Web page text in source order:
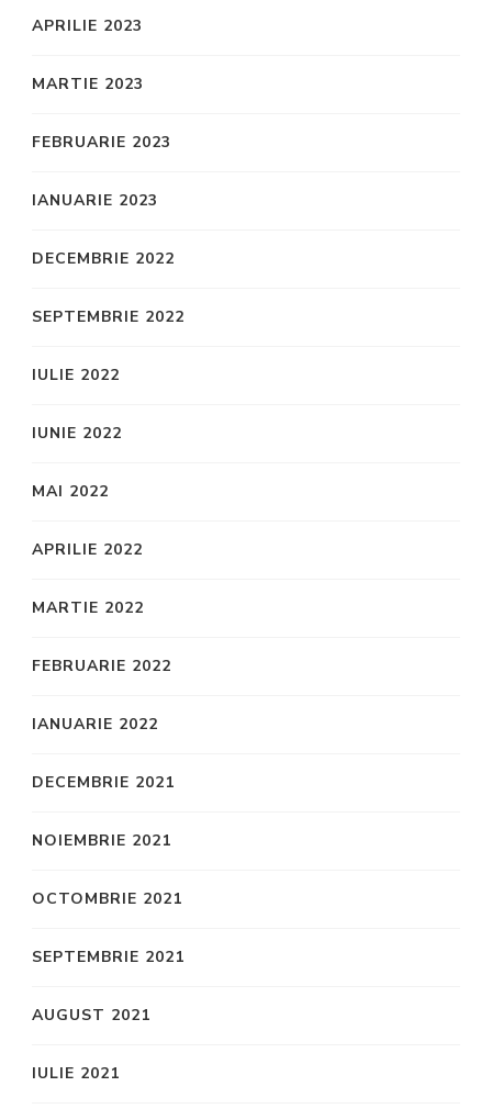
APRILIE 2023
MARTIE 2023
FEBRUARIE 2023
IANUARIE 2023
DECEMBRIE 2022
SEPTEMBRIE 2022
IULIE 2022
IUNIE 2022
MAI 2022
APRILIE 2022
MARTIE 2022
FEBRUARIE 2022
IANUARIE 2022
DECEMBRIE 2021
NOIEMBRIE 2021
OCTOMBRIE 2021
SEPTEMBRIE 2021
AUGUST 2021
IULIE 2021